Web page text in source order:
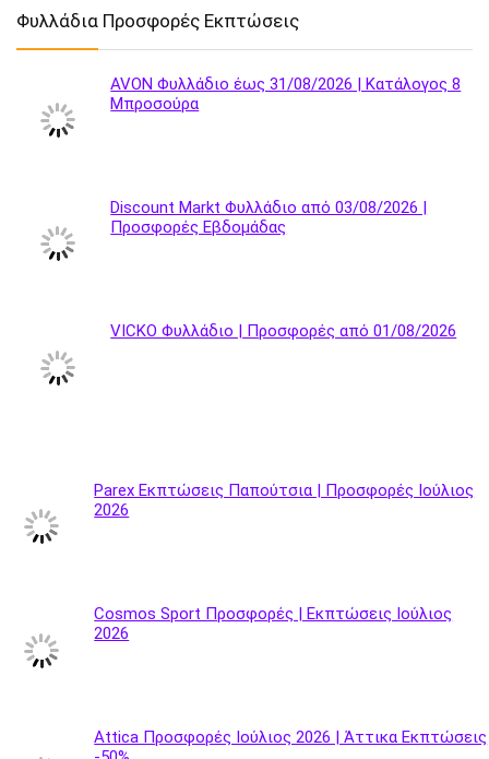
Φυλλάδια Προσφορές Εκπτώσεις
AVON Φυλλάδιο έως 31/08/2026 | Κατάλογος 8
Μπροσούρα
Discount Markt Φυλλάδιο από 03/08/2026 |
Προσφορές Εβδομάδας
VICKO Φυλλάδιο | Προσφορές από 01/08/2026
Parex Εκπτώσεις Παπούτσια | Προσφορές Ιούλιος
2026
Cosmos Sport Προσφορές | Εκπτώσεις Ιούλιος
2026
Attica Προσφορές Ιούλιος 2026 | Άττικα Εκπτώσεις